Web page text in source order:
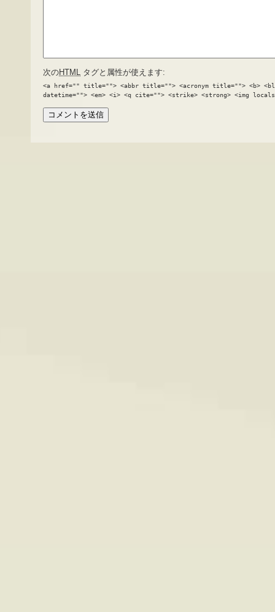
次のHTML タグと属性が使えます:
<a href="" title=""> <abbr title=""> <acronym title=""> <b>
datetime=""> <em> <i> <q cite=""> <strike> <strong> <img